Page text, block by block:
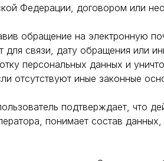
Федерации, договором или
обращение на электронную
связи, дату обращения или
персональных данных и
отсутствуют иные законные
подтверждает, что
понимает состав